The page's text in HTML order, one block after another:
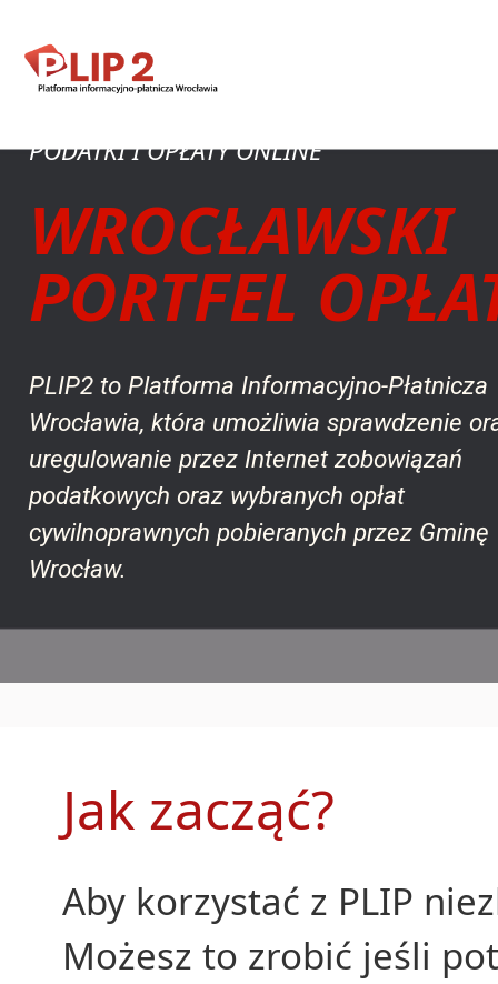
PODATKI I OPŁATY ONLINE
WROCŁAWSKI
PORTFEL
PLIP2 to Platforma Informacyjno-Płatnicza
Wrocławia, która umożliwia sprawdzenie
uregulowanie przez Internet zobowiązań
podatkowych oraz wybranych opłat
cywilnoprawnych pobieranych przez Gminę
Wrocław.
Jak zacząć?
Aby korzystać z PLIP
Możesz to zrobić jeśli